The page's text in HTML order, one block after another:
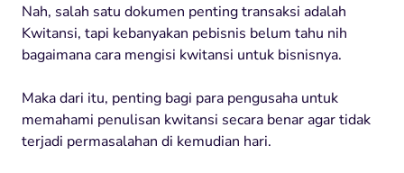
Nah, salah satu dokumen penting transaksi adalah
Kwitansi, tapi kebanyakan pebisnis belum tahu nih
bagaimana cara mengisi kwitansi untuk bisnisnya.
Maka dari itu, penting bagi para pengusaha untuk
memahami penulisan kwitansi secara benar agar tidak
terjadi permasalahan di kemudian hari.